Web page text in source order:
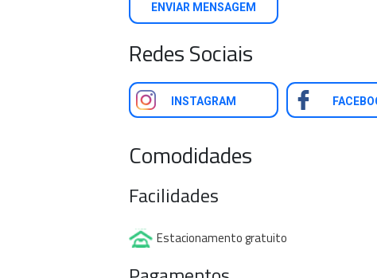
ENVIAR MENSAGEM
Redes Sociais
INSTAGRAM
Comodidades
Facilidades
Estacionamento gratuito